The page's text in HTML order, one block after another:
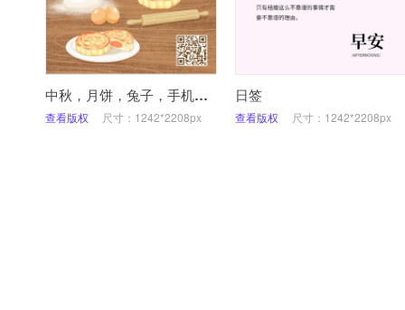
中秋，月饼，兔子，手机海报
查看版权 尺寸：1242*2208px
日签
查看版权 尺寸：1242*2208px